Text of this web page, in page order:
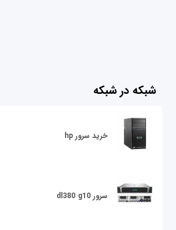
شبکه در شبکه
خرید سرور hp
سرور dl380 g10